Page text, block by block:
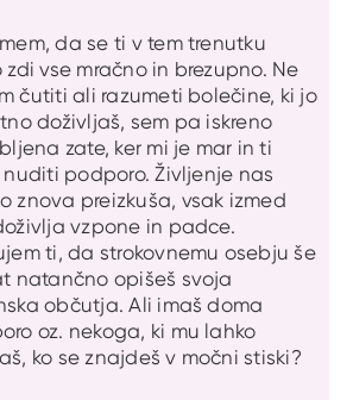
da se ti v tem trenutku
zdi vse mračno in brezupno. Ne
čutiti ali razumeti bolečine, ki jo
doživljaš, sem pa iskreno
zate, ker mi je mar in ti
nuditi podporo. Življenje nas
znova preizkuša, vsak izmed
vzpone in padce.
ti, da strokovnemu osebju še
natančno opišeš svoja
občutja. Ali imaš doma
oz. nekoga, ki mu lahko
ko se znajdeš v močni stiski?